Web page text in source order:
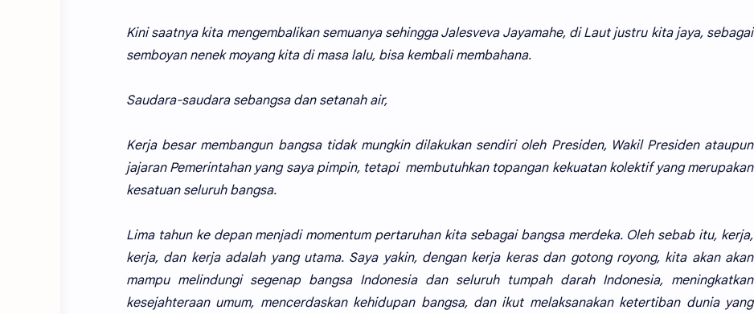
Kini saatnya kita mengembalikan semuanya sehingga Jalesveva Jayamahe, di Laut justru kita jaya, sebagai
semboyan nenek moyang kita di masa lalu, bisa kembali membahana.
Saudara-saudara sebangsa dan setanah air,
Kerja besar membangun bangsa tidak mungkin dilakukan sendiri oleh Presiden, Wakil Presiden ataupun
jajaran Pemerintahan yang saya pimpin, tetapi membutuhkan topangan kekuatan kolektif yang merupakan
kesatuan seluruh bangsa.
Lima tahun ke depan menjadi momentum pertaruhan kita sebagai bangsa merdeka. Oleh sebab itu, kerja,
kerja, dan kerja adalah yang utama. Saya yakin, dengan kerja keras dan gotong royong, kita akan akan
mampu melindungi segenap bangsa Indonesia dan seluruh tumpah darah Indonesia, meningkatkan
kesejahteraan umum, mencerdaskan kehidupan bangsa, dan ikut melaksanakan ketertiban dunia yang